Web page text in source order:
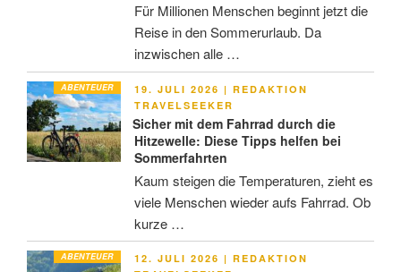
Für Millionen Menschen beginnt jetzt die
Reise in den Sommerurlaub. Da
inzwischen alle …
ABENTEUER
VERÖFFENTLICHT
AM
19. JULI 2026 | REDAKTION
TRAVELSEEKER
Sicher mit dem Fahrrad durch die
Hitzewelle: Diese Tipps helfen bei
Sommerfahrten
Kaum steigen die Temperaturen, zieht es
viele Menschen wieder aufs Fahrrad. Ob
kurze …
ABENTEUER
VERÖFFENTLICHT
12. JULI 2026 | REDAKTION